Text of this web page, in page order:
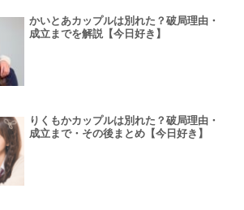
かいとあカップルは別れた？破局理由・
成立までを解説【今日好き】
りくもかカップルは別れた？破局理由・
成立まで・その後まとめ【今日好き】